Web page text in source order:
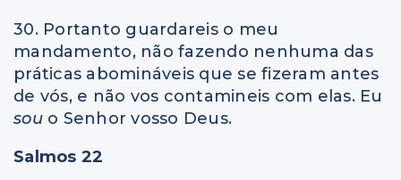
30. Portanto guardareis o meu
mandamento, não fazendo nenhuma das
práticas abomináveis que se fizeram antes
de vós, e não vos contamineis com elas. Eu
sou o Senhor vosso Deus.
Salmos 22